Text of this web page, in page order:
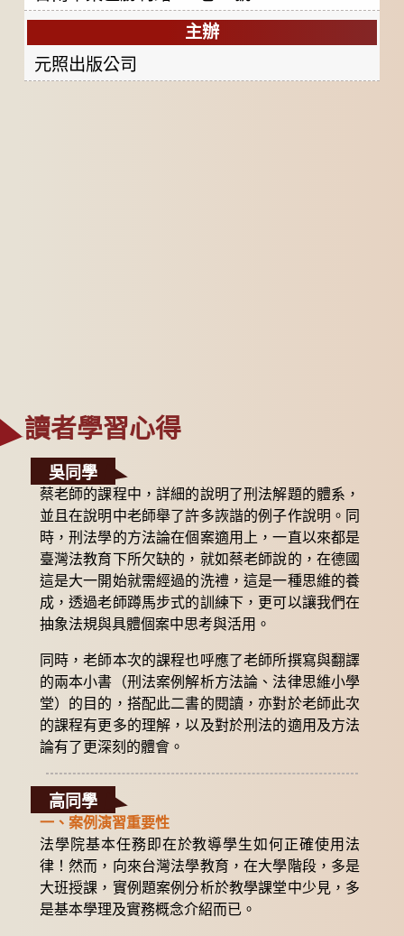
主辦
元照出版公司
讀者學習心得
吳同學
蔡老師的課程中，詳細的說明了刑法解題的體系，
並且在說明中老師舉了許多詼諧的例子作說明。同
時，刑法學的方法論在個案適用上，一直以來都是
臺灣法教育下所欠缺的，就如蔡老師說的，在德國
這是大一開始就需經過的洗禮，這是一種思維的養
成，透過老師蹲馬步式的訓練下，更可以讓我們在
抽象法規與具體個案中思考與活用。
同時，老師本次的課程也呼應了老師所撰寫與翻譯
的兩本小書（刑法案例解析方法論、法律思維小學
堂）的目的，搭配此二書的閱讀，亦對於老師此次
的課程有更多的理解，以及對於刑法的適用及方法
論有了更深刻的體會。
高同學
一、案例演習重要性
法學院基本任務即在於教導學生如何正確使用法
律！然而，向來台灣法學教育，在大學階段，多是
大班授課，實例題案例分析於教學課堂中少見，多
是基本學理及實務概念介紹而已。